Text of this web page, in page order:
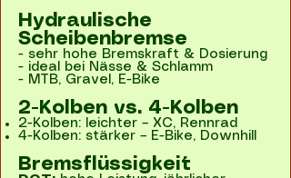
Hydraulische
Scheibenbremse
- sehr hohe Bremskraft & Dosierung
- ideal bei Nässe & Schlamm
- MTB, Gravel, E-Bike
2-Kolben vs. 4-Kolben
2-Kolben: leichter – XC, Rennrad
4-Kolben: stärker – E-Bike, Downhill
Bremsflüssigkeit